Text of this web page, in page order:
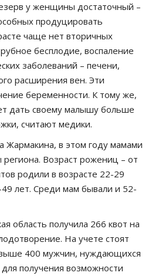
у женщины достаточный –
продуцировать
чаще нет вторичных
бесплодие, воспаление
заболеваний – печени,
расширения вен. Эти
беременности. К тому же,
дать своему малышу больше
считают медики.
Жармакина, в этом году мамами
Возраст рожениц – от
родили в возрасте 22-29
лет. Среди мам бывали и 52-
область получила 266 квот на
На учете стоят
400 мужчин, нуждающихся
получения возможности